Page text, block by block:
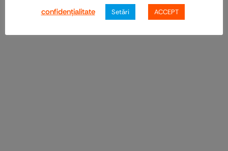
confidenţialitate
Setări ACCEPT